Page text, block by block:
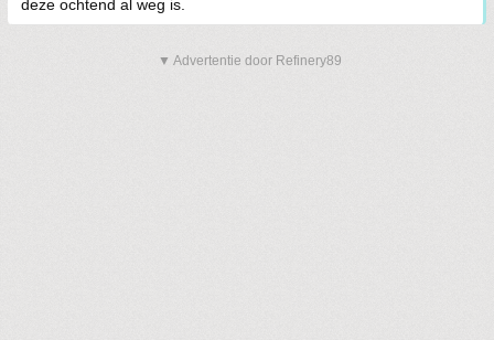
deze ochtend al weg is.
▼ Advertentie door Refinery89